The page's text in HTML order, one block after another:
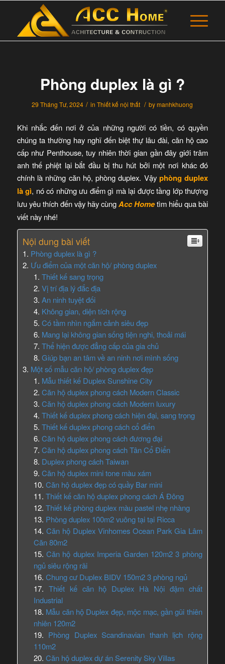
Phòng duplex là gì ?
29 Tháng Tư, 2024 / inThiết kế nội thất / bymanhkhuong
Khi nhắc đến nơi ở của những người có tiền, có quyền
chúng ta thường hay nghĩ đến biệt thự lâu đài, căn hộ cao
cấp như Penthouse, tuy nhiên thời gian gần đây giới trâm
anh thế phiệt lại bắt đầu bị thu hút bởi một nơi khác đó
chính là những căn hộ, phòng duplex. Vậyphòng duplex
là gì, nó có những ưu điểm gì mà lại được tầng lớp thượng
lưu yêu thích đến vậy hãy cùngAcc Hometìm hiểu qua bài
viết này nhé!
Nội dung bài viết
Phòng duplex là gì ?
Ưu điểm của một căn hộ/ phòng duplex
Thiết kế sang trọng
Vị trí địa lý đắc địa
An ninh tuyệt đối
Không gian, diện tích rộng
Có tầm nhìn ngắm cảnh siêu đẹp
Mang lại không gian sống tiện nghi, thoải mái
Thể hiện được đẳng cấp của gia chủ
Giúp bạn an tâm về an ninh nơi mình sống
Một số mẫu căn hộ/ phòng duplex đẹp
Mẫu thiết kế Duplex Sunshine City
Căn hộ duplex phong cách Modern Classic
Căn hộ duplex phong cách Modern luxury
Thiết kế duplex phong cách hiện đại, sang trọng
Thiết kế duplex phong cách cổ điển
Căn hộ duplex phong cách đương đại
Căn hộ duplex phong cách Tân Cổ Điển
Duplex phong cách Taiwan
Căn hộ duplex mini tone màu xám
Căn hộ duplex đẹp có quầy Bar mini
Thiết kế căn hộ duplex phong cách Á Đông
Thiết kế phòng duplex màu pastel nhẹ nhàng
Phòng duplex 100m2 vuông tại tại Ricca
Căn hộ Duplex Vinhomes Ocean Park Gia Lâm
Căn 80m2
Căn hộ duplex Imperia Garden 120m2 3 phòng
ngủ siêu rộng rãi
Chung cư Duplex BIDV 150m2 3 phòng ngủ
Thiết kế căn hộ Duplex Hà Nội đậm chất
Industrial
Mẫu căn hộ Duplex đẹp, mộc mạc, gần gũi thiên
nhiên 120m2
Phòng Duplex Scandinavian thanh lịch rộng
110m2
Căn hộ duplex dự án Serenity Sky Villas